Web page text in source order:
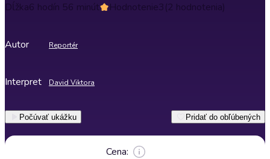
Dĺžka6 hodín 56 minút Hodnotenie3(2 hodnotenia)
Autor Reportér
Interpret David Viktora
Počúvať ukážku Pridať do obľúbených
Cena: